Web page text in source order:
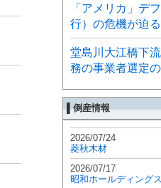
「アメリカ」デ
行）の危機が迫る
堂島川大江橋下
務の事業者選定
▌倒産情報
2026/07/24
菱秋木材
2026/07/17
昭和ホールディングス